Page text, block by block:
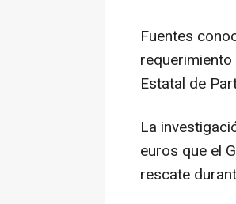
Fuentes
Estatal de
La
euros que el
rescate